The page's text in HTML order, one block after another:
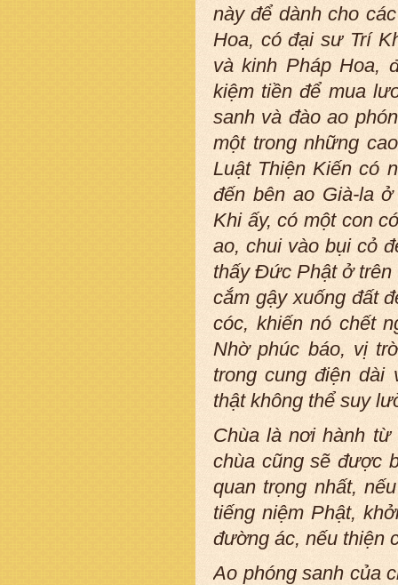
này để dành cho
Hoa, có đại sư Trí
và kinh Pháp Hoa,
kiệm tiền để mua
sanh và đào ao
một trong những
Luật Thiện Kiến có
đến bên ao Già-la
Khi ấy, có một con
ao, chui vào bụi cỏ
thấy Đức Phật ở trên
cắm gậy xuống đất
cóc, khiến nó chết
Nhờ phúc báo, vị
trong cung điện dài
thật không thể suy
Chùa là nơi hành
chùa cũng sẽ được
quan trọng nhất,
tiếng niệm Phật,
đường ác, nếu thiện
Ao phóng sanh của